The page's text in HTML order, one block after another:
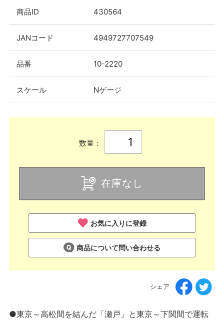
商品ID 430564
JANコード 4949727707549
品番 10-2220
スケール Nゲージ
数量：
在庫なし
お気に入りに登録
商品について問い合わせる
シェア
●東京～高松間を結んだ「瀬戸」と東京～下関間で運転